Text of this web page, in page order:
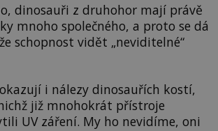
dinosauři z druhohor mají právě
mnoho společného, a proto se dá
schopnost vidět „neviditelné“
i nálezy dinosauřích kostí,
již mnohokrát přístroje
UV záření. My ho nevidíme, oni